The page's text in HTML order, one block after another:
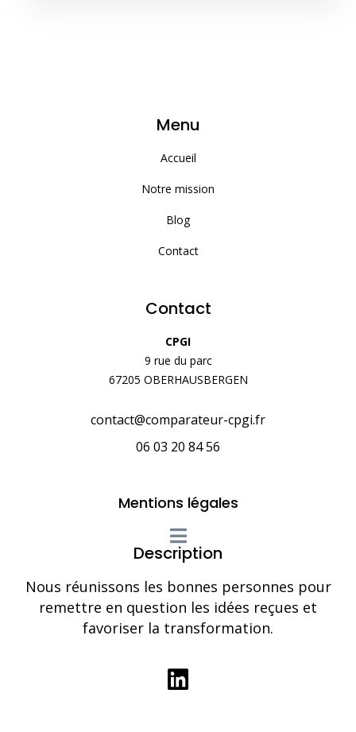
Menu
Accueil
Notre mission
Blog
Contact
Contact
CPGI
9 rue du parc
67205 OBERHAUSBERGEN
contact@comparateur-cpgi.fr
06 03 20 84 56
Mentions légales
Description
Nous réunissons les bonnes personnes pour
remettre en question les idées reçues et
favoriser la transformation.